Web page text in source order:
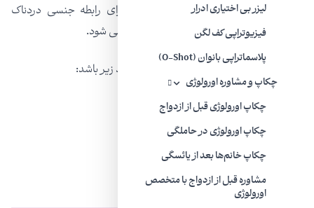
لیزر بی‌ اختیاری ادرار
فیزیوتراپی کف لگن
پلاسماتراپی بانوان (O-Shot)
چکاپ و مشاوره اورولوژی
چکاپ اورولوژی قبل از ازدواج
چکاپ اورولوژی در حاملگی
چکاپ خانم‌ها بعد از یائسگی
مشاوره قبل از ازدواج با متخصص
اورولوژی
دیسپارونی(دیسپارونیا) اصطلاح پزشکی برای رابطه جنسی دردناک
است. این اغلب با واژنیسموس اشتباه گرفته می شود.
با این حال، دیسپارونی می تواند به دلیل موارد زیر باشد:
بیماری التهابی لگن
آتروفی واژن